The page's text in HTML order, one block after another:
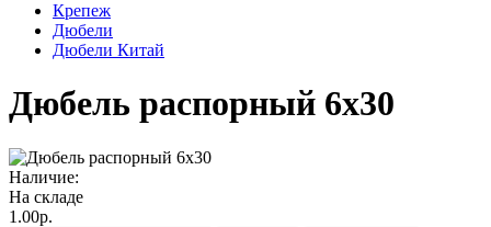
Крепеж
Дюбели
Дюбели Китай
Дюбель распорный 6х30
Наличие:
На складе
1.00р.